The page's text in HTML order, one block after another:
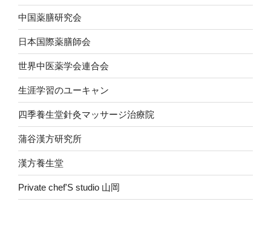
中国薬膳研究会
日本国際薬膳師会
世界中医薬学会連合会
生涯学習のユーキャン
四季養生堂針灸マッサージ治療院
蒲谷漢方研究所
漢方養生堂
Private chef'S studio 山岡